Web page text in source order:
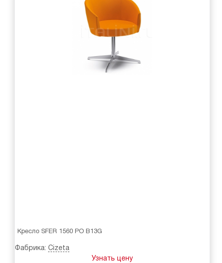
Кресло SFER 1560 PO B13G
Фабрика: Cizeta
Узнать цену